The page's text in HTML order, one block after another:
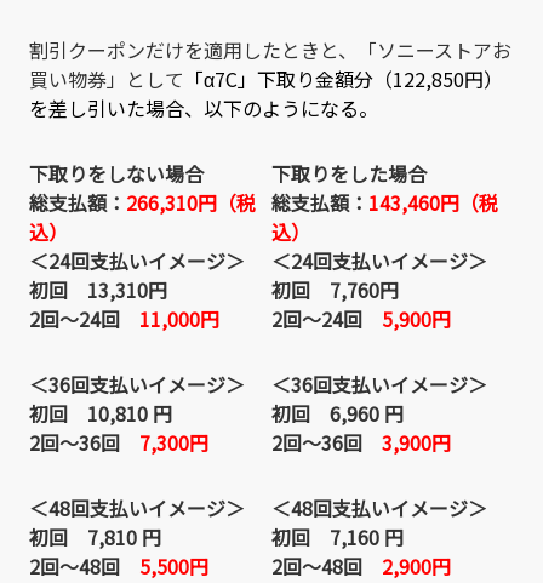
割引クーポンだけを適用したときと、「ソニーストアお
買い物券」として 「α7C」下取り金額分（122,850円）
を差し引いた場合、以下のようになる。
下取りをしない場合
総支払額： 266,310円（税
込）
＜24回支払いイメージ＞
初回 13,310円
2回～24回 11,000円
＜36回支払いイメージ＞
初回 10,810 円
2回～36回 7,300円
＜48回支払いイメージ＞
初回 7,810 円
2回～48回 5,500円
下取りをした場合
総支払額： 143,460円（税
込）
＜24回支払いイメージ＞
初回 7,760円
2回～24回 5,900円
＜36回支払いイメージ＞
初回 6,960 円
2回～36回 3,900円
＜48回支払いイメージ＞
初回 7,160 円
2回～48回 2,900円